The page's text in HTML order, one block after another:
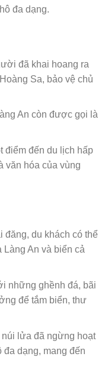
đa dạng.
đã khai hoang ra
Sa, bảo vệ chủ
An còn được gọi là
điểm đến du lịch hấp
văn hóa của vùng
đăng, du khách có thể
An và biển cả
những ghềnh đá, bãi
để tắm biển, thư
núi lửa đã ngừng hoạt
dạng, mang đến